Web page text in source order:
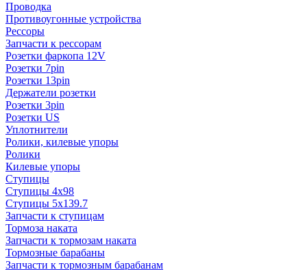
Проводка
Противоугонные устройства
Рессоры
Запчасти к рессорам
Розетки фаркопа 12V
Розетки 7pin
Розетки 13pin
Держатели розетки
Розетки 3pin
Розетки US
Уплотнители
Ролики, килевые упоры
Ролики
Килевые упоры
Ступицы
Ступицы 4x98
Ступицы 5x139.7
Запчасти к ступицам
Тормоза наката
Запчасти к тормозам наката
Тормозные барабаны
Запчасти к тормозным барабанам